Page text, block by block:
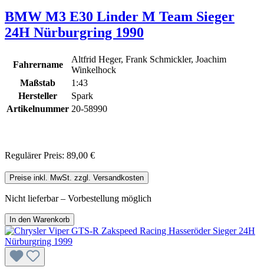
BMW M3 E30 Linder M Team Sieger
24H Nürburgring 1990
Fahrername
Altfrid Heger, Frank Schmickler, Joachim
Winkelhock
Maßstab
1:43
Hersteller
Spark
Artikelnummer 20-58990
Regulärer Preis: 89,00 €
Preise inkl. MwSt. zzgl. Versandkosten
Nicht lieferbar – Vorbestellung möglich
In den Warenkorb